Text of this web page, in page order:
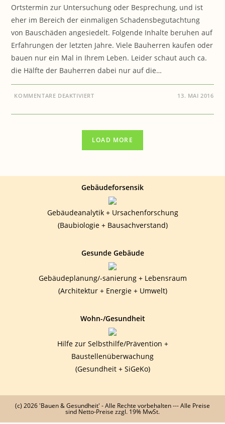
Ortstermin zur Untersuchung oder Besprechung, und ist
eher im Bereich der einmaligen Schadensbegutachtung
von Bauschäden angesiedelt. Folgende Inhalte beruhen auf
Erfahrungen der letzten Jahre. Viele Bauherren kaufen oder
bauen nur ein Mal in Ihrem Leben. Leider schaut auch ca.
die Hälfte der Bauherren dabei nur auf die…
KOMMENTARE DEAKTIVIERTFÜR
GESUNDHEIT:
“BAUBEGLEITER”
13. MAI 2016
LOAD MORE
Gebäudeforsensik
Gebäudeanalytik + Ursachenforschung
(Baubiologie + Bausachverstand)
Gesunde Gebäude
Gebäudeplanung/-sanierung + Lebensraum
(Architektur + Energie + Umwelt)
Wohn-/Gesundheit
Hilfe zur Selbsthilfe/Prävention +
Baustellenüberwachung
(Gesundheit + SiGeKo)
(c) 2026 'Bauen & Gesundheit' - Alle Rechte vorbehalten --- Alle Preise
sind Netto-Preise zzgl. 19% MwSt.